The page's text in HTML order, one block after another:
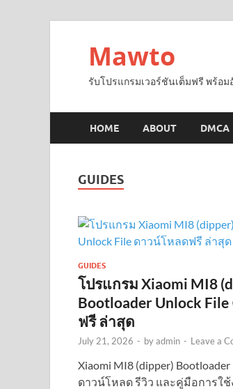
Mawto
รับโปรแกรมเวอร์ชันเต็มฟรี พร้อ
HOME ABOUT DMCA
GUIDES
GUIDES
โปรแกรม Xiaomi MI8
Bootloader Unlock
ฟรี ล่าสุด
July 21, 2026 - byadmin - Leave a
Xiaomi MI8 (dipper) Bootloader
ดาวน์โหลด รีวิว และคู่มือการใ